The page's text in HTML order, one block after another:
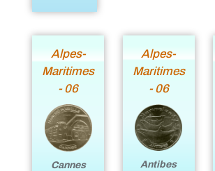
Alpes-
Maritimes
- 06
Cannes
Alpes-
Maritimes
- 06
Antibes